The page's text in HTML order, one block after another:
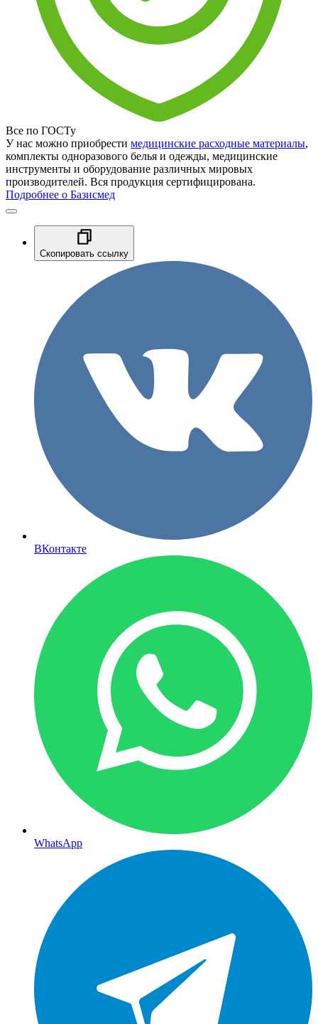
Все по ГОСТу
У нас можно приобрести медицинские расходные материалы,
комплекты одноразового белья и одежды, медицинские
инструменты и оборудование различных мировых
производителей. Вся продукция сертифицирована.
Подробнее о Базисмед
Скопировать ссылку
ВКонтакте
WhatsApp